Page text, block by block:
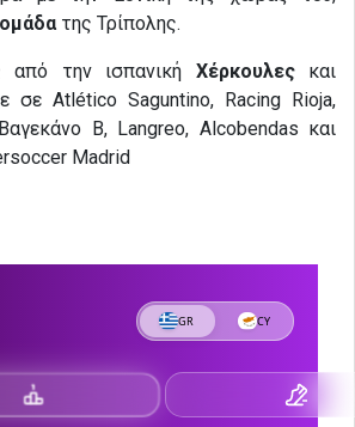
της Τρίπολης.
από την ισπανική Χέρκουλεςκαι
σε Atlético Saguntino, Racing Rioja,
Β, Langreo, Alcobendas και
Madrid